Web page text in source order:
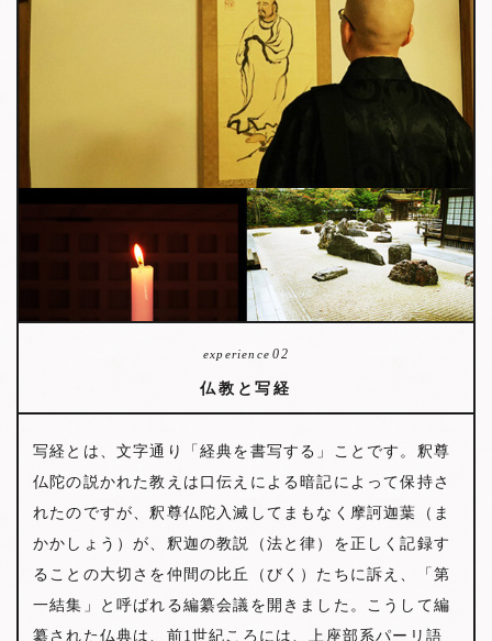
experience 02
仏教と写経
写経とは、文字通り「経典を書写する」ことです。釈尊
仏陀の説かれた教えは口伝えによる暗記によって保持さ
れたのですが、釈尊仏陀入滅してまもなく摩訶迦葉（ま
かかしょう）が、釈迦の教説（法と律）を正しく記録す
ることの大切さを仲間の比丘（びく）たちに訴え、「第
一結集」と呼ばれる編纂会議を開きました。こうして編
纂された仏典は、前1世紀ころには、上座部系パーリ語